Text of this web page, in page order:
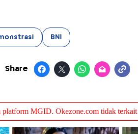
BNI
Share